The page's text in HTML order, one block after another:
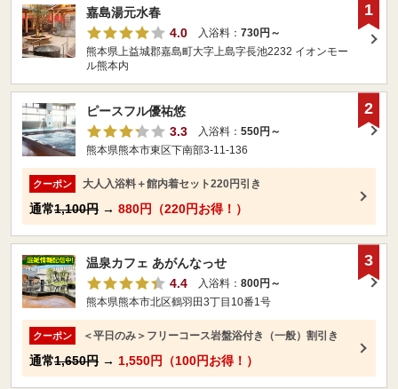
嘉島湯元水春
4.0
入浴料： 730円～
熊本県上益城郡嘉島町大字上島字長池2232 イオンモー
ル熊本内
1
ピースフル優祐悠
3.3
入浴料： 550円～
熊本県熊本市東区下南部3-11-136
クーポン 大人入浴料＋館内着セット220円引き
通常1,100円 → 880円（220円お得！）
2
温泉カフェ あがんなっせ
4.4
入浴料： 800円～
熊本県熊本市北区鶴羽田3丁目10番1号
クーポン ＜平日のみ＞フリーコース岩盤浴付き（一般）割引き
通常1,650円 → 1,550円（100円お得！）
3